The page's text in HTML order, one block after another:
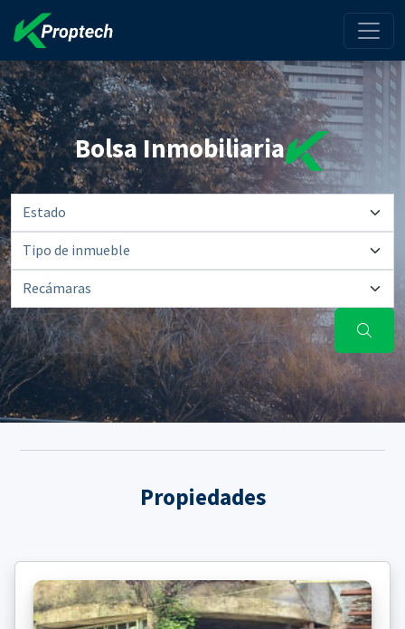
Bolsa Inmobiliaria
Propiedades